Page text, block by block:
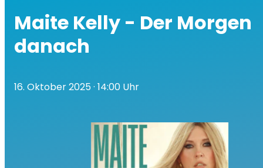
Maite Kelly - Der Morgen
danach
16. Oktober 2025· 14:00 Uhr